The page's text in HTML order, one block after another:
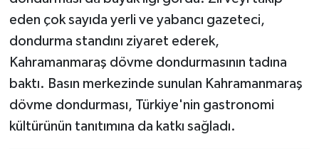
eden çok sayıda yerli ve yabancı gazeteci,
dondurma standını ziyaret ederek,
Kahramanmaraş dövme dondurmasının tadına
baktı. Basın merkezinde sunulan Kahramanmaraş
dövme dondurması, Türkiye'nin gastronomi
kültürünün tanıtımına da katkı sağladı.